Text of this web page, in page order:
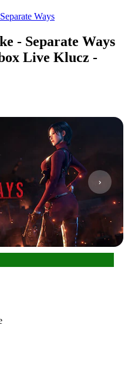
Ways
- Separate Ways
Live Klucz -